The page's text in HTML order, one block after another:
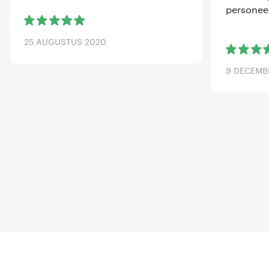
25 AUGUSTUS 2020
9